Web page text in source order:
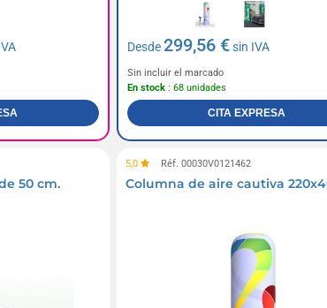
Desde299,56 €sin IVA
Sin incluir el marcado
En stock: 68 unidades
CITA EXPRESA
50 cm.
5,0 Réf. 00030V0121462
Columna de aire cautiva